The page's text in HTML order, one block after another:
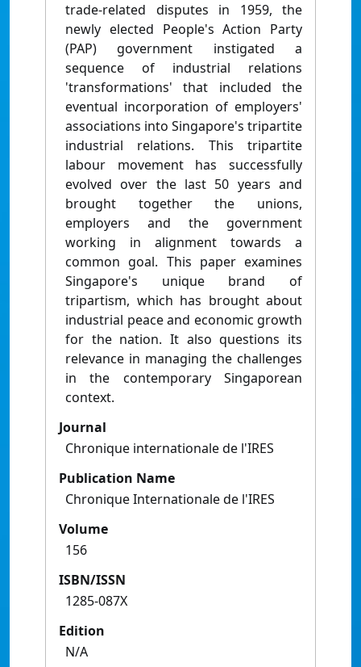
trade-related disputes in 1959, the
newly elected People's Action Party
(PAP) government instigated a
sequence of industrial relations
'transformations' that included the
eventual incorporation of employers'
associations into Singapore's tripartite
industrial relations. This tripartite
labour movement has successfully
evolved over the last 50 years and
brought together the unions,
employers and the government
working in alignment towards a
common goal. This paper examines
Singapore's unique brand of
tripartism, which has brought about
industrial peace and economic growth
for the nation. It also questions its
relevance in managing the challenges
in the contemporary Singaporean
context.
Journal
Chronique internationale de l'IRES
Publication Name
Chronique Internationale de l'IRES
Volume
156
ISBN/ISSN
1285-087X
Edition
N/A